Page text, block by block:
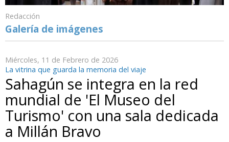
Redacción
Galería de imágenes
Miércoles, 11 de Febrero de 2026
La vitrina que guarda la memoria del viaje
Sahagún se integra en la red
mundial de 'El Museo del
Turismo' con una sala dedicada
a Millán Bravo